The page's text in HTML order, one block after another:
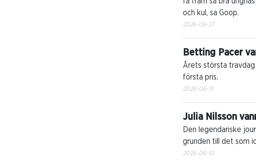
och kul, sa Goop.
2026-06-27
Betting Pacer
Årets största travdag
första pris.
2026-06-15
Julia Nilsson
Den legendariske
grunden till det som
2026-06-10